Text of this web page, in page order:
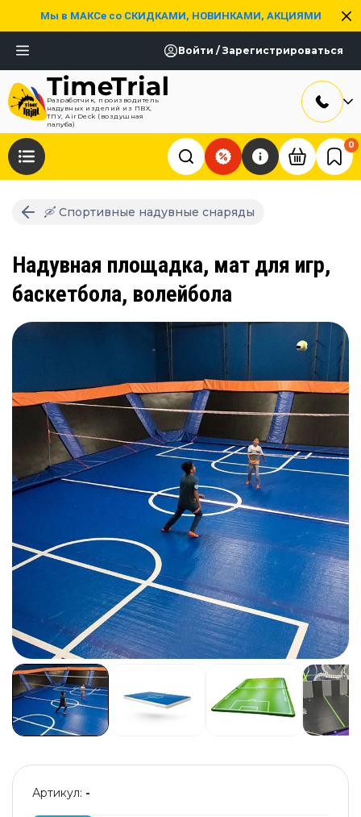
Мы в МАКСе со СКИДКАМИ, НОВИНКАМИ, АКЦИЯМИ
Войти / Зарегистрироваться
Разработчик, производитель
надувных изделий из ПВХ,
ТПУ, AirDeck (воздушная
палуба)
0
🛶 Спортивные надувные снаряды
Надувная площадка, мат для игр,
баскетбола, волейбола
Артикул: -